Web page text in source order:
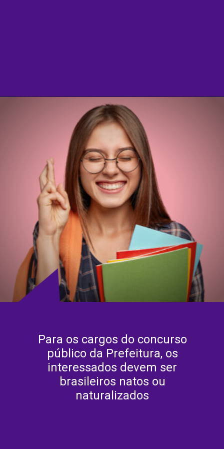
Para os cargos do concurso
público da Prefeitura, os
interessados devem ser
brasileiros natos ou
naturalizados